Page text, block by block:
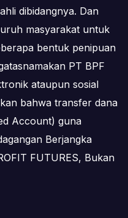
dibidangnya. Dan
masyarakat untuk
bentuk penipuan
PT BPF
ataupun sosial
bahwa transfer dana
Account) guna
Berjangka
FUTURES, Bukan